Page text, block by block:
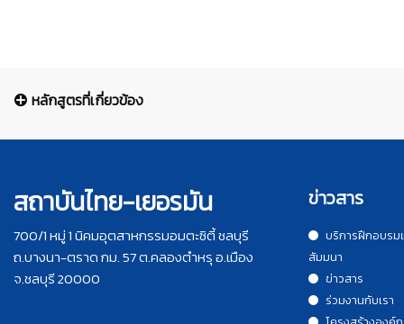
หลักสูตรที่เกี่ยวข้อง
สถาบันไทย-เยอรมัน
700/1 หมู่ 1 นิคมอุตสาหกรรมอมตะซิตี้ ชลบุรี
ถ.บางนา-ตราด กม. 57 ต.คลองตำหรุ อ.เมือง
จ.ชลบุรี 20000
ข่าวสาร
บริการฝึกอบรม
สัมมนา
ข่าวสาร
ร่วมงานกับเรา